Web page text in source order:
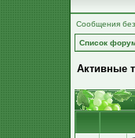
Сообщения
Список
Активные